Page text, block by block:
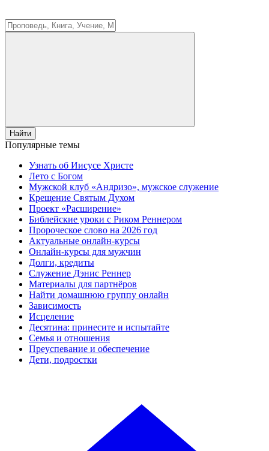
Найти
Популярные темы
Узнать об Иисусе Христе
Лето с Богом
Мужской клуб «Андризо», мужское служение
Крещение Святым Духом
Проект «Расширение»
Библейские уроки с Риком Реннером
Пророческое слово на 2026 год
Актуальные онлайн-курсы
Онлайн-курсы для мужчин
Долги, кредиты
Служение Дэнис Реннер
Материалы для партнёров
Найти домашнюю группу онлайн
Зависимость
Исцеление
Десятина: принесите и испытайте
Семья и отношения
Преуспевание и обеспечение
Дети, подростки